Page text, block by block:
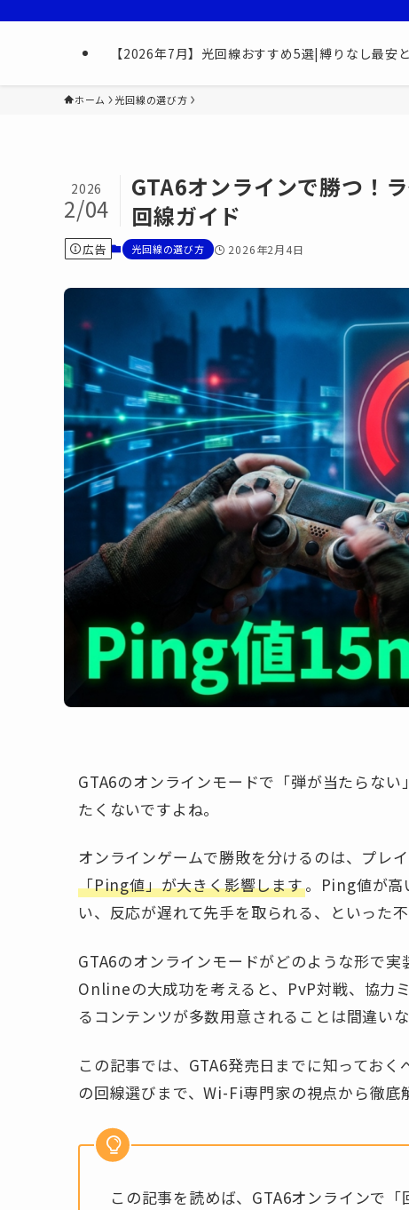
【2026年7月】光回線おすすめ5選|縛りなし最安
ホーム 光回線の選び方
GTA6オンラインで勝つ！
回線ガイド
2026
2/04
広告 光回線の選び方 2026年2月4日
GTA6のオンラインモードで「弾が当たらな
たくないですよね。
オンラインゲームで勝敗を分けるのは、プレ
「Ping値」が大きく影響します。Ping値が高
い、反応が遅れて先手を取られる、といった不
GTA6のオンラインモードがどのような形で
Onlineの大成功を考えると、PvP対戦、協力
るコンテンツが多数用意されることは間違いな
この記事では、GTA6発売日までに知ってお
の回線選びまで、Wi-Fi専門家の視点から徹底
この記事を読めば、GTA6オンラインで